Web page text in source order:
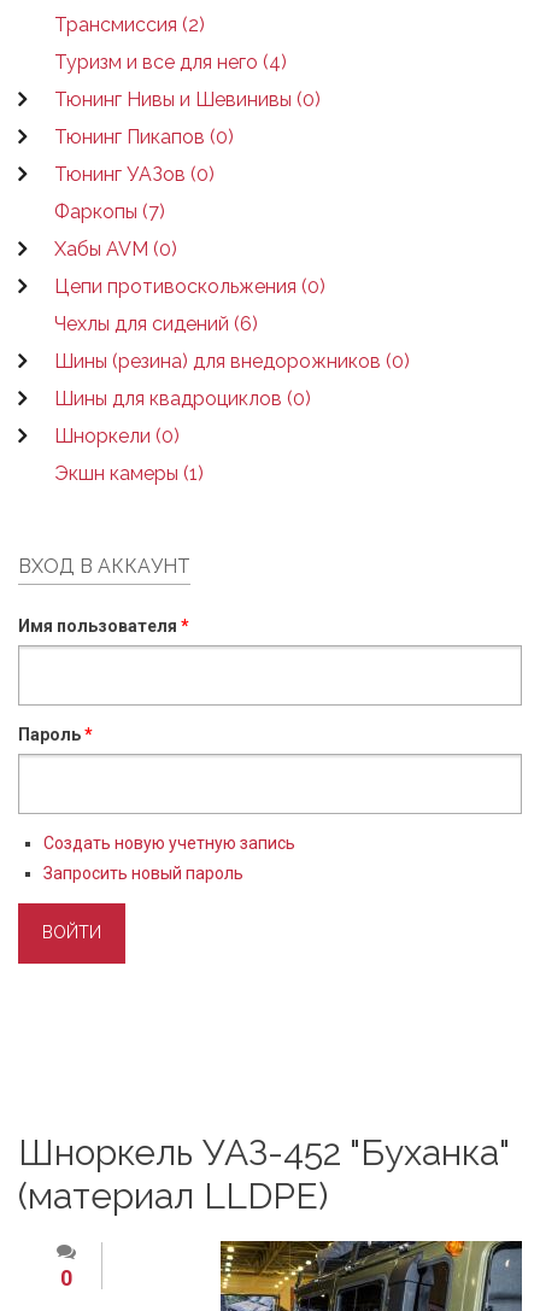
Трансмиссия (2)
Туризм и все для него (4)
Тюнинг Нивы и Шевинивы (0)
Тюнинг Пикапов (0)
Тюнинг УАЗов (0)
Фаркопы (7)
Хабы AVM (0)
Цепи противоскольжения (0)
Чехлы для сидений (6)
Шины (резина) для внедорожников (0)
Шины для квадроциклов (0)
Шноркели (0)
Экшн камеры (1)
ВХОД В АККАУНТ
Имя пользователя *
Пароль*
Создать новую учетную запись
Запросить новый пароль
Шноркель УАЗ-452 "Буханка"
(материал LLDPE)
0